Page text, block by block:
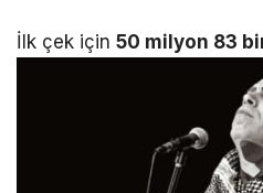
İlk çek için 50 milyon 83